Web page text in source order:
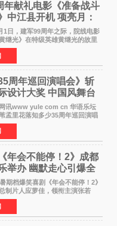
年献礼电影《准备战斗
中江县开机 项亮月：
，书写英雄赞歌
，建军99周年之际，院线电影
继光》在特级英雄黄继光的故里
中江县黄继光出生地正式开
、总制片人项亮月主持开机仪
英雄
周年巡回演唱会》斩
设计大奖 中国风舞台
认可
www yule com cn 华语乐坛
孟里花落知多少35周年巡回演唱
演唱会先后荣获美国MUSE
白金奖（Platinum Winner）、
年会不能停！2》成都
举办 幽默走心引爆全
档爆笑喜剧《年会不能停！2》
制片人应萝佳，领衔主演张若
出演庄达菲，特别主演孙艺洲，
友情出演欧阳奋强出席成都路
离互